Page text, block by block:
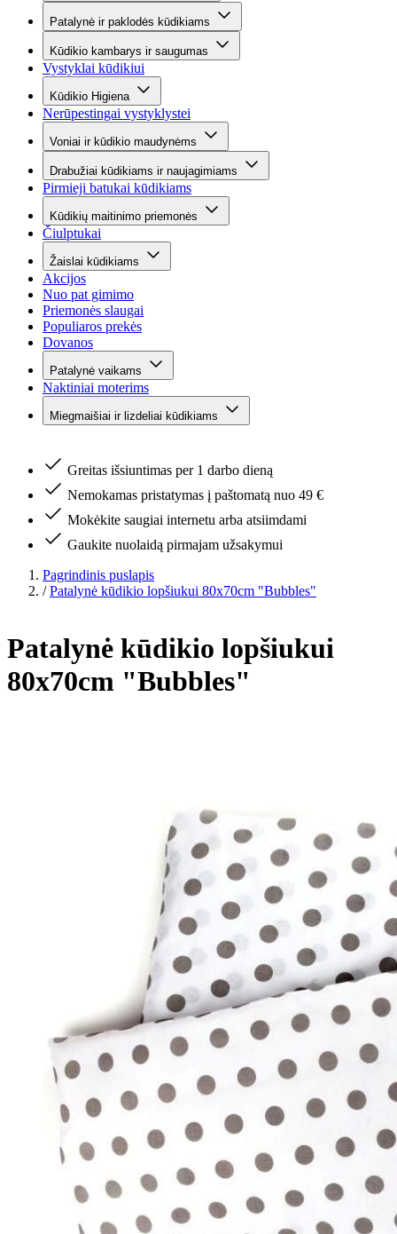
Patalynė ir paklodės kūdikiams
Kūdikio kambarys ir saugumas
Vystyklai kūdikiui
Kūdikio Higiena
Nerūpestingai vystyklystei
Voniai ir kūdikio maudynėms
Drabužiai kūdikiams ir naujagimiams
Pirmieji batukai kūdikiams
Kūdikių maitinimo priemonės
Čiulptukai
Žaislai kūdikiams
Akcijos
Nuo pat gimimo
Priemonės slaugai
Populiaros prekės
Dovanos
Patalynė vaikams
Naktiniai moterims
Miegmaišiai ir lizdeliai kūdikiams
Greitas išsiuntimas per 1 darbo dieną
Nemokamas pristatymas į paštomatą nuo 49 €
Mokėkite saugiai internetu arba atsiimdami
Gaukite nuolaidą pirmajam užsakymui
Pagrindinis puslapis
/ Patalynė kūdikio lopšiukui 80x70cm "Bubbles"
Patalynė kūdikio lopšiukui
80x70cm "Bubbles"